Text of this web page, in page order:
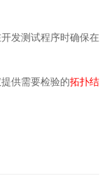
发测试程序时确保在
供需要检验的拓扑结